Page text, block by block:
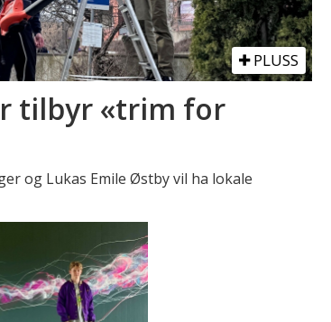
PLUSS
tilbyr «trim for
og Lukas Emile Østby vil ha lokale